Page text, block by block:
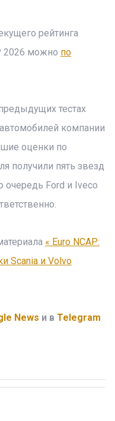
рейтинга
2026 можно по
тестах
компании
оценки по
получили пять звезд
очередь Ford и Iveco
« Euro NCAP:
Scania и Volvo
News и в Telegram